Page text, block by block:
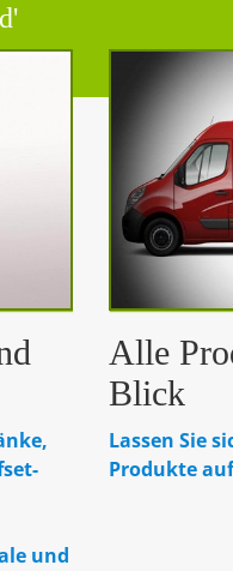
und
Alle
Blick
Lassen Sie
Produkte